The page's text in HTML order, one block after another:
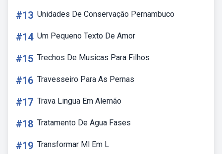
#13 Unidades De Conservação Pernambuco
#14 Um Pequeno Texto De Amor
#15 Trechos De Musicas Para Filhos
#16 Travesseiro Para As Pernas
#17 Trava Lingua Em Alemão
#18 Tratamento De Agua Fases
#19 Transformar Ml Em L